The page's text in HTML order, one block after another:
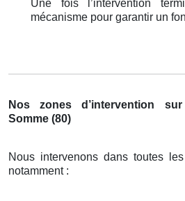
Une fois l’intervention
mécanisme pour garantir un
Nos zones d’intervention
Somme (80)
Nous intervenons dans toutes
notamment :